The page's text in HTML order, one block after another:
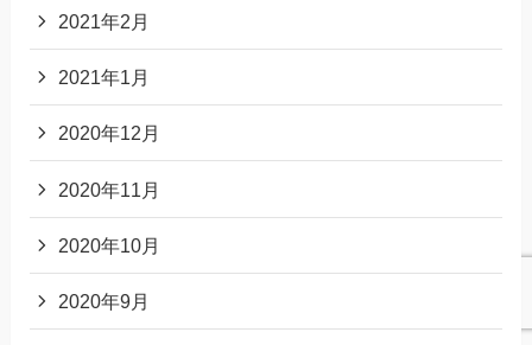
2021年2月
2021年1月
2020年12月
2020年11月
2020年10月
2020年9月